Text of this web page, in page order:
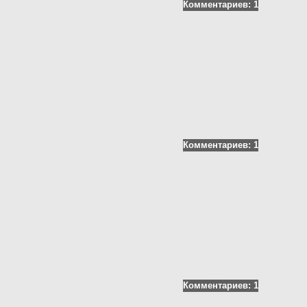
Комментариев: 1
Комментариев: 1
Комментариев: 1